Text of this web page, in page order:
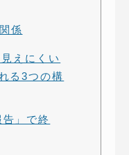
係
えにくい
る3つの構
」で終